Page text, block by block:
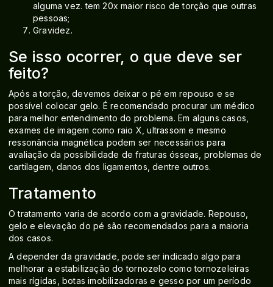
alguma vez. tem 20x maior risco de torção que outras
pessoas;
Gravidez.
Se isso ocorrer, o que deve ser
feito?
Após a torção, devemos deixar o pé em repouso e se
possível colocar gelo. É recomendado procurar um médico
para melhor entendimento do problema. Em alguns casos,
exames de imagem como raio X, ultrassom e mesmo
ressonância magnética podem ser necessários para
avaliação da possibilidade de fraturas ósseas, problemas de
cartilagem, danos dos ligamentos, dentre outros.
Tratamento
O tratamento varia de acordo com a gravidade. Repouso,
gelo e elevação do pé são recomendados para a maioria
dos casos.
A depender da gravidade, pode ser indicado algo para
melhorar a estabilização do tornozelo como tornozeleiras
mais rígidas, botas imobilizadoras e gesso por um período